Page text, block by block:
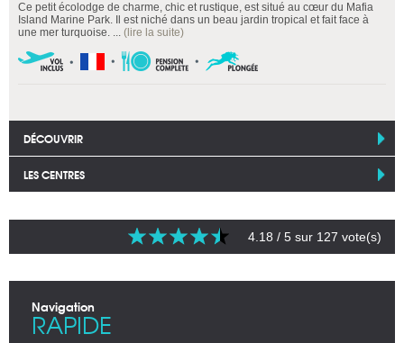
Ce petit écolodge de charme, chic et rustique, est situé au cœur du Mafia
Island Marine Park. Il est niché dans un beau jardin tropical et fait face à
une mer turquoise. ... (lire la suite)
DÉCOUVRIR
LES CENTRES
4.18 / 5 sur 127 vote(s)
Navigation
RAPIDE